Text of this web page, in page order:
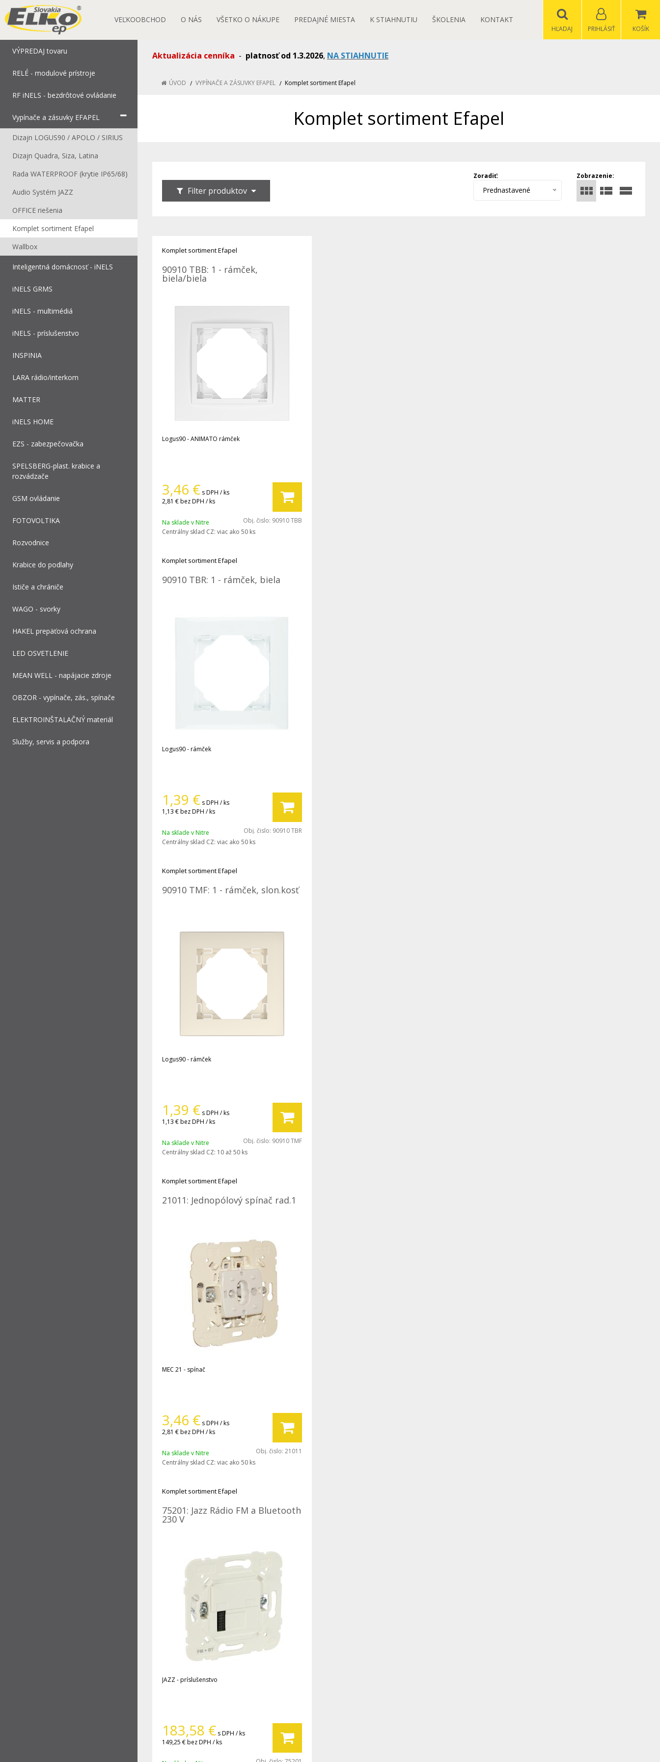
VEĽKOOBCHOD O NÁS VŠETKO O NÁKUPE PREDAJNÉ MIESTA K STIAHNUTIU ŠKOLENIA KONTAKT
KOŠÍK
PRIHLÁSIŤ
HĽADAJ
VÝPREDAJ tovaru
RELÉ - modulové prístroje
RF iNELS - bezdrôtové ovládanie
Vypínače a zásuvky EFAPEL
Dizajn LOGUS90 / APOLO / SIRIUS
Dizajn Quadra, Siza, Latina
Rada WATERPROOF (krytie IP65/68)
Audio Systém JAZZ
OFFICE riešenia
Komplet sortiment Efapel
Wallbox
Inteligentná domácnosť - iNELS
iNELS GRMS
iNELS - multimédiá
iNELS - príslušenstvo
INSPINIA
LARA rádio/interkom
MATTER
iNELS HOME
EZS - zabezpečovačka
SPELSBERG-plast. krabice a
rozvádzače
GSM ovládanie
FOTOVOLTIKA
Rozvodnice
Krabice do podlahy
Ističe a chrániče
WAGO - svorky
HAKEL prepäťová ochrana
LED OSVETLENIE
MEAN WELL - napájacie zdroje
OBZOR - vypínače, zás., spínače
ELEKTROINŠTALAČNÝ materiál
Služby, servis a podpora
Aktualizácia cenníka - platnosť od 1.3.2026, NA STIAHNUTIE
ÚVOD VYPÍNAČE A ZÁSUVKY EFAPEL Komplet sortiment Efapel
Komplet sortiment Efapel
Filter produktov
Zobrazenie:
Zoradiť:
Prednastavené
Komplet sortiment Efapel
90910 TBB: 1 - rámček,
biela/biela
Logus90 - ANIMATO rámček
3,46 € s DPH / ks
2,81 €bez DPH / ks
Na sklade v Nitre Obj. čislo: 90910 TBB
Centrálny sklad CZ: viac ako 50 ks
Komplet sortiment Efapel
90910 TBR: 1 - rámček, biela
Logus90 - rámček
1,39 € s DPH / ks
1,13 €bez DPH / ks
Na sklade v Nitre Obj. čislo: 90910 TBR
Centrálny sklad CZ: viac ako 50 ks
Komplet sortiment Efapel
90910 TMF: 1 - rámček, slon.kosť
Logus90 - rámček
1,39 € s DPH / ks
1,13 €bez DPH / ks
Na sklade v Nitre Obj. čislo: 90910 TMF
Centrálny sklad CZ: 10 až 50 ks
Komplet sortiment Efapel
21011: Jednopólový spínač rad.1
MEC 21 - spínač
3,46 € s DPH / ks
2,81 €bez DPH / ks
Na sklade v Nitre Obj. čislo: 21011
Centrálny sklad CZ: viac ako 50 ks
Komplet sortiment Efapel
75201: Jazz Rádio FM a Bluetooth
230 V
JAZZ - príslušenstvo
183,58 € s DPH / ks
149,25 €bez DPH / ks